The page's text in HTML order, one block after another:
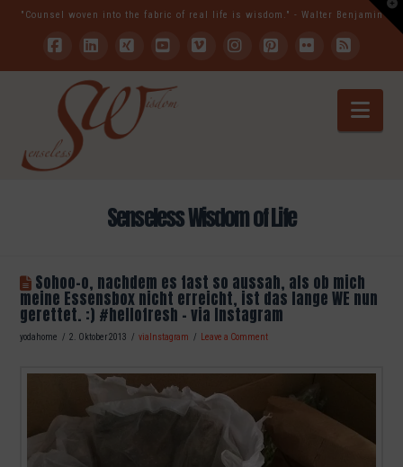
"Counsel woven into the fabric of real life is wisdom." - Walter Benjamin
FacebookLinkedIn
XING YouTubeVimeoInstagramPinterest
FlickrRSS
Senseless Wisdom of Life
Sohoo-o, nachdem es fast so aussah, als ob mich
meine Essensbox nicht erreicht, ist das lange WE nun
gerettet. :) #hellofresh – via Instagram
yodahome 2. Oktober 2013 viaInstagram Leave a Comment